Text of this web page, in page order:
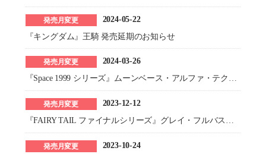
発売月変更
2024-05-22
『キングダム』王騎 発売延期のお知らせ
発売月変更
2024-03-26
『Space 1999 シリーズ』ムーンベース・アルファ・テクニカル・オペレーターズ・マニュアル 発売延期のお知らせ
発売月変更
2023-12-12
『FAIRY TAIL ファイナルシリーズ』グレイ・フルバスター 発売延期のお知らせ
発売月変更
2023-10-24